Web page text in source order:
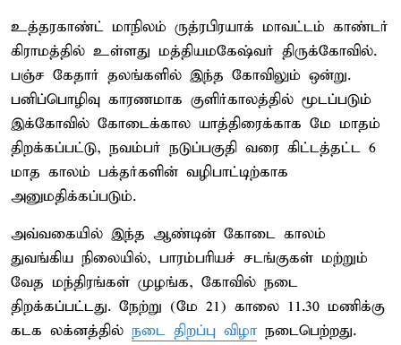
உத்தரகாண்ட் மாநிலம் ருத்ரபிரயாக் மாவட்டம் காண்டர்
கிராமத்தில் உள்ளது மத்தியமகேஷ்வர் திருக்கோவில்.
பஞ்ச கேதார் தலங்களில் இந்த கோவிலும் ஒன்று.
பனிப்பொழிவு காரணமாக குளிர்காலத்தில் மூடப்படும்
இக்கோவில் கோடைக்கால யாத்திரைக்காக மே மாதம்
திறக்கப்பட்டு, நவம்பர் நடுப்பகுதி வரை கிட்டத்தட்ட 6
மாத காலம் பக்தர்களின் வழிபாட்டிற்காக
அனுமதிக்கப்படும்.
அவ்வகையில் இந்த ஆண்டின் கோடை காலம்
துவங்கிய நிலையில், பாரம்பரியச் சடங்குகள் மற்றும்
வேத மந்திரங்கள் முழங்க, கோவில் நடை
திறக்கப்பட்டது. நேற்று (மே 21) காலை 11.30 மணிக்கு
கடக லக்னத்தில் நடை திறப்பு விழா நடைபெற்றது.